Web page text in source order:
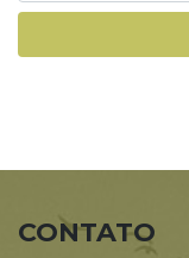
CONTATO